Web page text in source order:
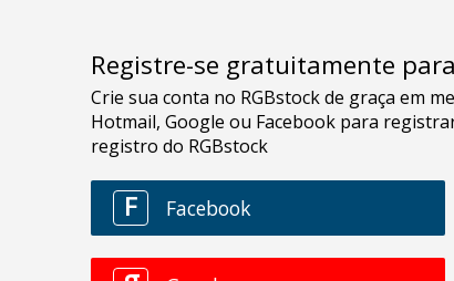
Registre-se gratuitamente